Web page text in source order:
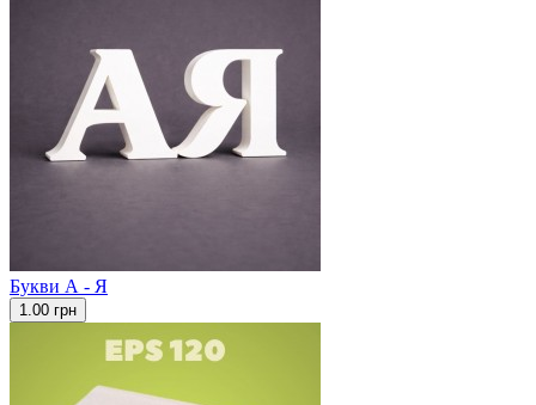
Букви А - Я
1.00 грн